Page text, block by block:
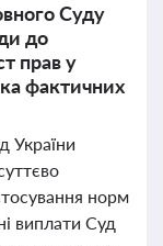
Суду
до
прав у
фактичних
України
норм
виплати Суд